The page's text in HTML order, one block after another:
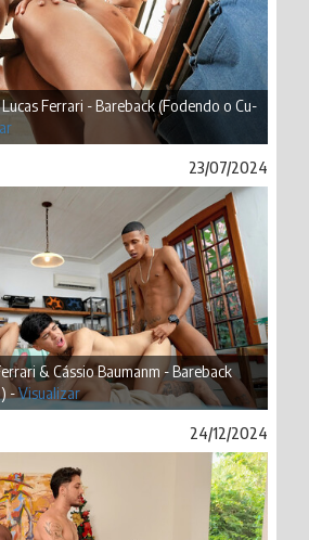
Ferrari - Bareback (Fodendo o Cu-
23/07/2024
& Cássio Baumanm - Bareback
-Visualizar
24/12/2024